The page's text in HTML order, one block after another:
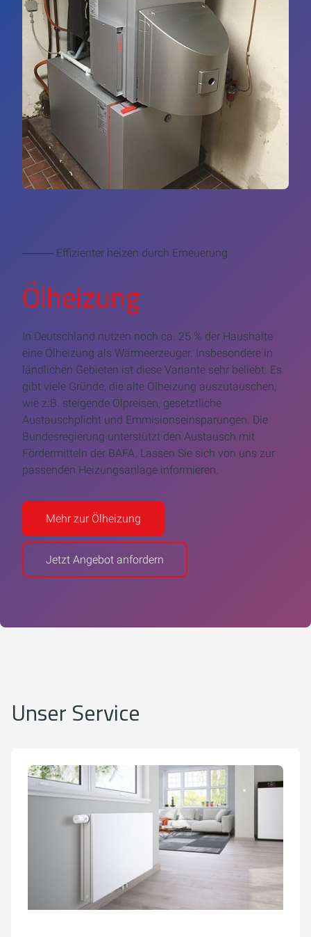
⸻ Effizienter heizen durch Erneuerung
Ölheizung
In Deutschland nutzen noch ca. 25 % der Haushalte
eine Ölheizung als Wärmeerzeuger. Insbesondere in
ländlichen Gebieten ist diese Variante sehr beliebt. Es
gibt viele Gründe, die alte Ölheizung auszutauschen,
wie z.B. steigende Ölpreisen, gesetztliche
Austauschplicht und Emmisionseinsparungen. Die
Bundesregierung unterstützt den Austausch mit
Fördermitteln der BAFA. Lassen Sie sich von uns zur
passenden Heizungsanlage informieren.
Mehr zur Ölheizung
Jetzt Angebot anfordern
Unser Service